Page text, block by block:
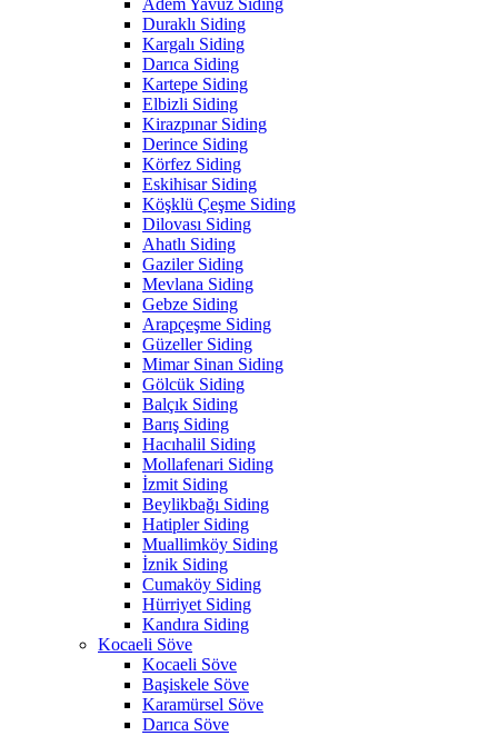
Adem Yavuz Siding
Duraklı Siding
Kargalı Siding
Darıca Siding
Kartepe Siding
Elbizli Siding
Kirazpınar Siding
Derince Siding
Körfez Siding
Eskihisar Siding
Köşklü Çeşme Siding
Dilovası Siding
Ahatlı Siding
Gaziler Siding
Mevlana Siding
Gebze Siding
Arapçeşme Siding
Güzeller Siding
Mimar Sinan Siding
Gölcük Siding
Balçık Siding
Barış Siding
Hacıhalil Siding
Mollafenari Siding
İzmit Siding
Beylikbağı Siding
Hatipler Siding
Muallimköy Siding
İznik Siding
Cumaköy Siding
Hürriyet Siding
Kandıra Siding
Kocaeli Söve
Kocaeli Söve
Başiskele Söve
Karamürsel Söve
Darıca Söve